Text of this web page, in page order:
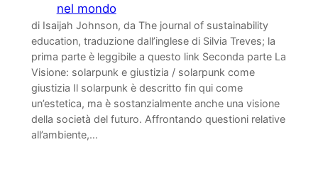
nel mondo
di Isaijah Johnson, da The journal of sustainability
education, traduzione dall’inglese di Silvia Treves; la
prima parte è leggibile a questo link Seconda parte La
Visione: solarpunk e giustizia / solarpunk come
giustizia Il solarpunk è descritto fin qui come
un’estetica, ma è sostanzialmente anche una visione
della società del futuro. Affrontando questioni relative
all’ambiente,…